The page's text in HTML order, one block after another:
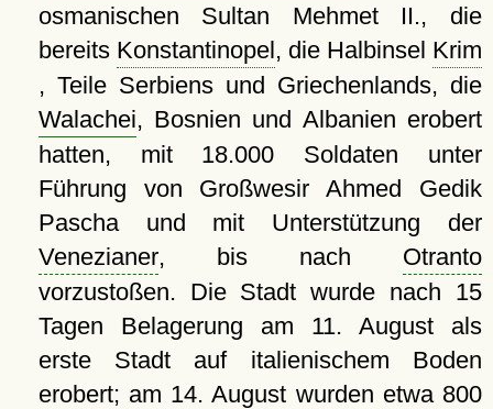
osmanischen Sultan Mehmet II., die
bereits Konstantinopel, die Halbinsel Krim
, Teile Serbiens und Griechenlands, die
Walachei, Bosnien und Albanien erobert
hatten, mit 18.000 Soldaten unter
Führung von Großwesir Ahmed Gedik
Pascha und mit Unterstützung der
Venezianer, bis nach Otranto
vorzustoßen. Die Stadt wurde nach 15
Tagen Belagerung am 11. August als
erste Stadt auf italienischem Boden
erobert; am 14. August wurden etwa 800